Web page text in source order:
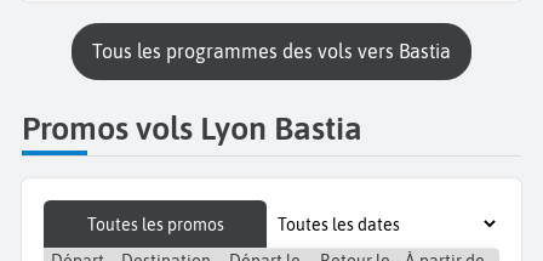
Tous les programmes des vols vers Bastia
Promos vols Lyon Bastia
Toutes les promos